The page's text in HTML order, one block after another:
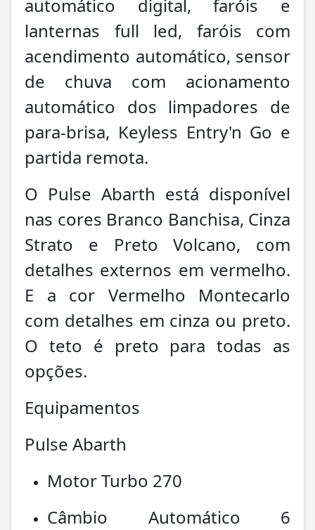
automático digital, faróis e
lanternas full led, faróis com
acendimento automático, sensor
de chuva com acionamento
automático dos limpadores de
para-brisa, Keyless Entry'n Go e
partida remota.
O Pulse Abarth está disponível
nas cores Branco Banchisa, Cinza
Strato e Preto Volcano, com
detalhes externos em vermelho.
E a cor Vermelho Montecarlo
com detalhes em cinza ou preto.
O teto é preto para todas as
opções.
Equipamentos
Pulse Abarth
Motor Turbo 270
Câmbio Automático 6